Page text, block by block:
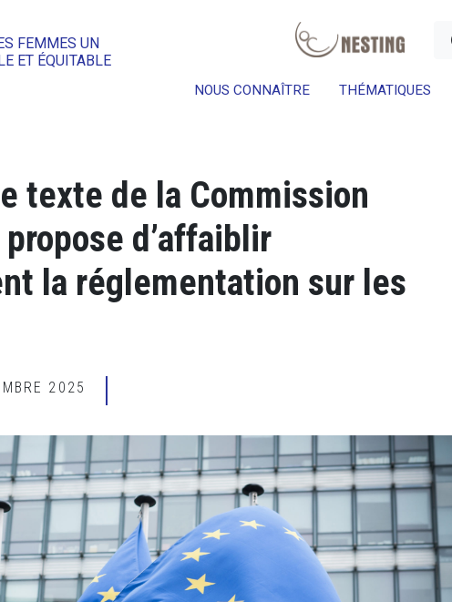
FEMMES UN
ET ÉQUITABLE
NOUS CONNAÎTRE THÉMATIQUES
texte de la Commission
d’affaiblir
la réglementation sur les
2025